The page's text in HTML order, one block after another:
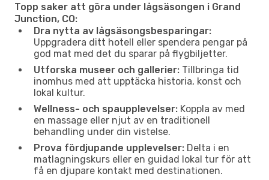
Topp saker att göra under lågsäsongen i Grand
Junction, CO:
Dra nytta av lågsäsongsbesparingar:
Uppgradera ditt hotell eller spendera pengar på
god mat med det du sparar på flygbiljetter.
Utforska museer och gallerier: Tillbringa tid
inomhus med att upptäcka historia, konst och
lokal kultur.
Wellness- och spaupplevelser: Koppla av med
en massage eller njut av en traditionell
behandling under din vistelse.
Prova fördjupande upplevelser: Delta i en
matlagningskurs eller en guidad lokal tur för att
få en djupare kontakt med destinationen.